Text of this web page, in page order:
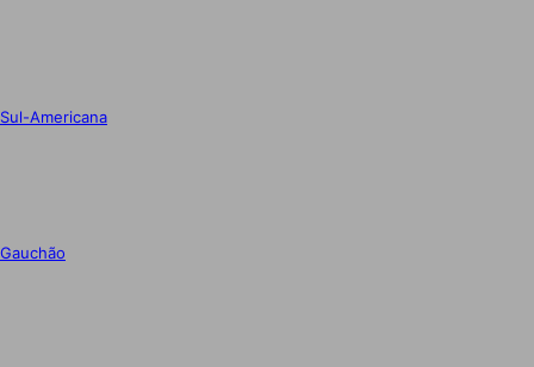
Sul-Americana
Gauchão